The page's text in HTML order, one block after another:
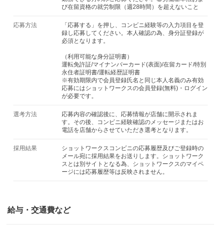
び在留資格の就労制限（週28時間）を超えないこと
応募方法
「応募する」を押し、コンビニ経験等の入力項目を登
録し応募してください。本人確認の為、身分証登録が
必須となります。
（利用可能な身分証明書）
運転免許証/マイナンバーカード(表面)/在留カード/特別
永住者証明書/運転経歴証明書
※有効期限内で会員登録氏名と同じ本人名義のみ有効
応募にはショットワークスの会員登録(無料)・ログイン
が必要です。
選考方法
応募内容の確認後に、応募情報が店舗に開示されま
す。その後、コンビニ経験確認のメッセージまたはお
電話を店舗からさせていただき選考となります。
採用結果
ショットワークスコンビニの応募履歴及びご登録時の
メール宛に採用結果をお送りします。ショットワーク
スとは別サイトとなる為、ショットワークスのマイペ
ージには応募履歴等は反映されません。
給与・交通費など